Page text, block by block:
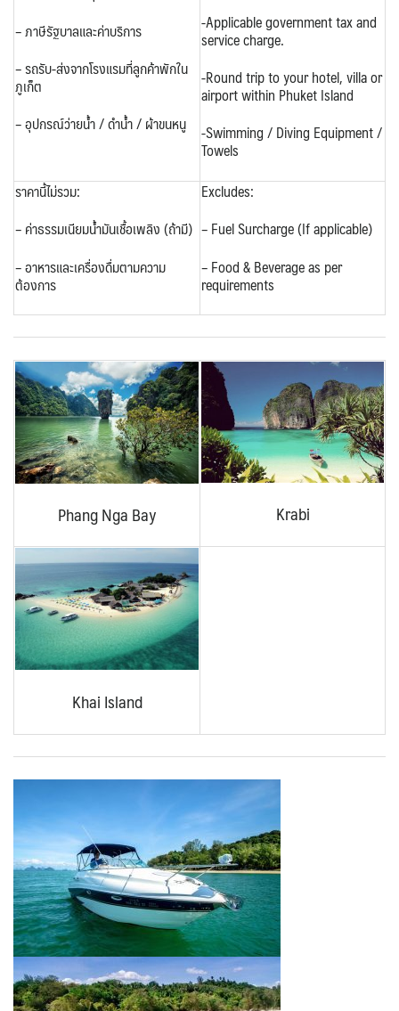
– ภาษีรัฐบาลและค่าบริการ
– รถรับ-ส่งจากโรงแรมที่ลูกค้าพักใน
ภูเก็ต
– อุปกรณ์ว่ายน้ำ / ดำน้ำ / ผ้าขนหนู
-Applicable government tax and
service charge.
-Round trip to your hotel, villa or
airport within Phuket Island
-Swimming / Diving Equipment /
Towels
ราคานี้ไม่รวม:
– ค่าธรรมเนียมน้ำมันเชื้อเพลิง (ถ้ามี)
– อาหารและเครื่องดื่มตามความ
ต้องการ
Excludes:
– Fuel Surcharge (If applicable)
– Food & Beverage as per
requirements
Phang Nga Bay Krabi
Khai Island